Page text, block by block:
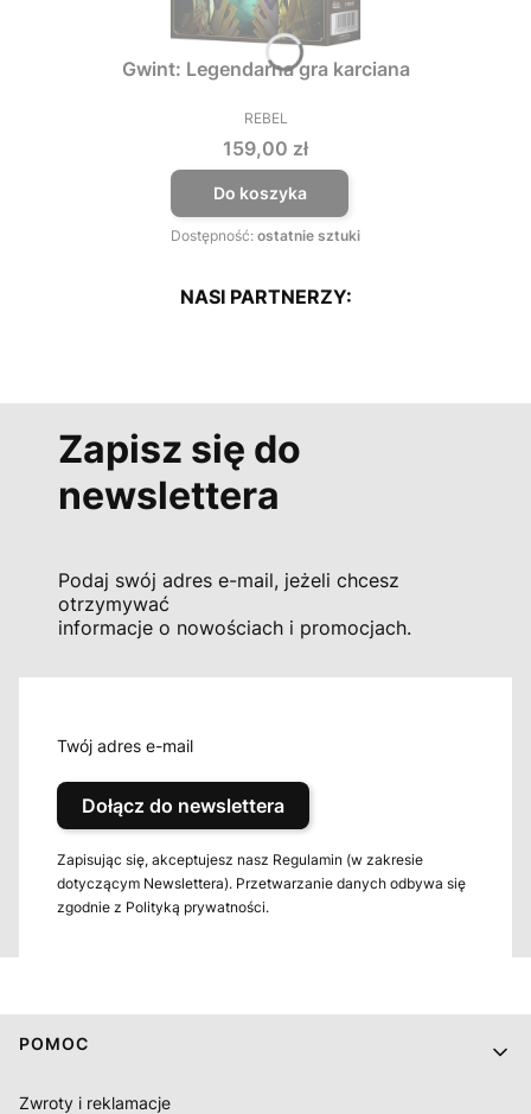
Gwint: Legendarna gra karciana
PRODUCENT
REBEL
Cena
159,00 zł
Do koszyka
Dostępność: ostatnie sztuki
NASI PARTNERZY:
Zapisz się do
newslettera
Podaj swój adres e-mail, jeżeli chcesz
otrzymywać
informacje o nowościach i promocjach.
Twój adres e-mail
Dołącz do newslettera
Zapisując się, akceptujesz nasz Regulamin (w zakresie
dotyczącym Newslettera). Przetwarzanie danych odbywa się
zgodnie z Polityką prywatności.
Linki w stopce
POMOC
Zwroty i reklamacje